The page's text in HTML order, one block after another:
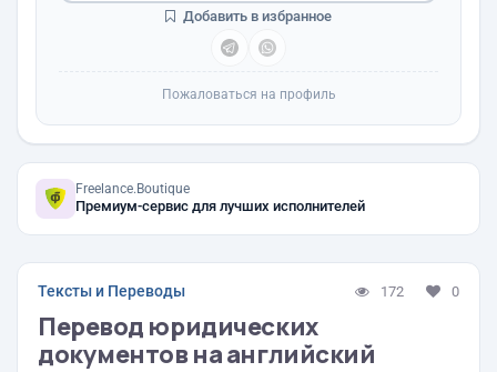
Добавить в избранное
Пожаловаться на профиль
Freelance.Boutique
Премиум-сервис для лучших исполнителей
Тексты и Переводы 172 0
Перевод юридических
документов на английский